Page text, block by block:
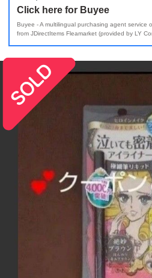
Click here for Buyee
Buyee - A multilingual purchasing agent service
from JDirectItems Fleamarket (provided by LY